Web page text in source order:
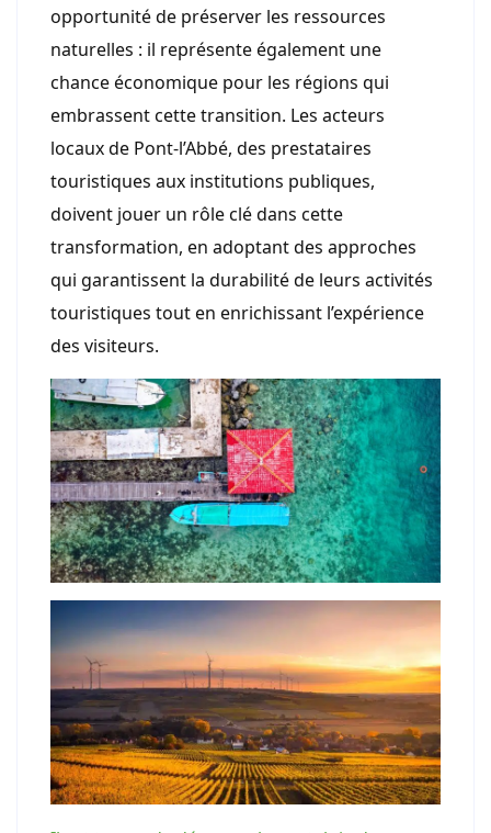
opportunité de préserver les ressources
naturelles : il représente également une
chance économique pour les régions qui
embrassent cette transition. Les acteurs
locaux de Pont-l’Abbé, des prestataires
touristiques aux institutions publiques,
doivent jouer un rôle clé dans cette
transformation, en adoptant des approches
qui garantissent la durabilité de leurs activités
touristiques tout en enrichissant l’expérience
des visiteurs.